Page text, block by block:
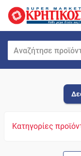
Κατηγορίες